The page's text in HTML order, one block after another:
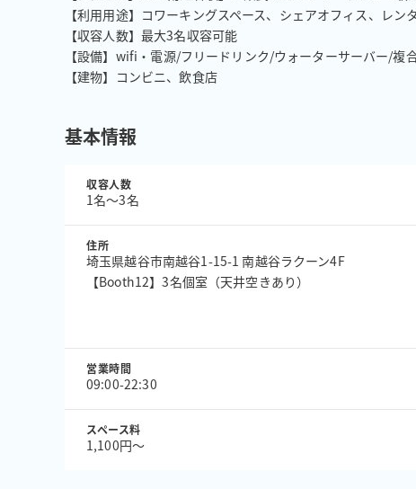
【利用用途】コワーキングスペース、シェアオフィス、レン
【収容人数】最大3名収容可能
【設備】wifi・電源/フリードリンク/ウォーターサーバー/
【建物】コンビニ、飲食店
基本情報
収容人数
1名〜3名
住所
埼玉県越谷市南越谷1-15-1 南越谷ラクーン4F
【Booth12】3名個室（天井空きあり）
営業時間
09:00-22:30
スペース料
1,100円〜